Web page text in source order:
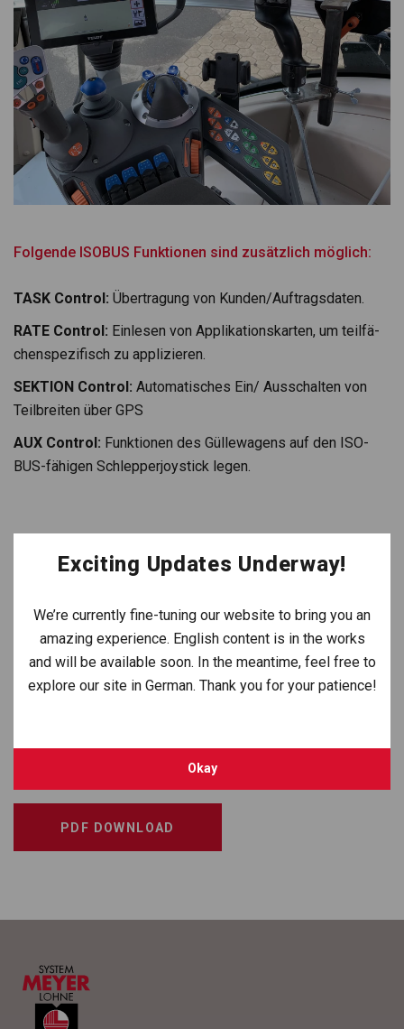
Fol­gende ISOBUS Funk­tio­nen sind zusätz­lich mög­lich:
TASK Con­trol: Über­tra­gung von Kunden/Auftragsdaten.
RATE Con­trol: Ein­le­sen von Appli­ka­ti­ons­kar­ten, um teil­fä­
chen­spe­zi­fisch zu appli­zie­ren.
SEKTION Con­trol: Auto­ma­ti­sches Ein/ Aus­schal­ten von
Teil­b­rei­ten über GPS
AUX Con­trol: Funk­tio­nen des Gül­le­wa­gens auf den ISO­
BUS-fähi­gen Schlep­per­joy­stick legen.
PRODUKT-DATENBLATT
Fin­den Sie hier für alle Fahr­zeuge die kos­ten­lo­sen Pro­
In den Pro­spek­ten erfah­ren Sie alles über unsere Modelle
und das ent­spre­chende Zube­hör.
PDF DOWNLOAD
Okay